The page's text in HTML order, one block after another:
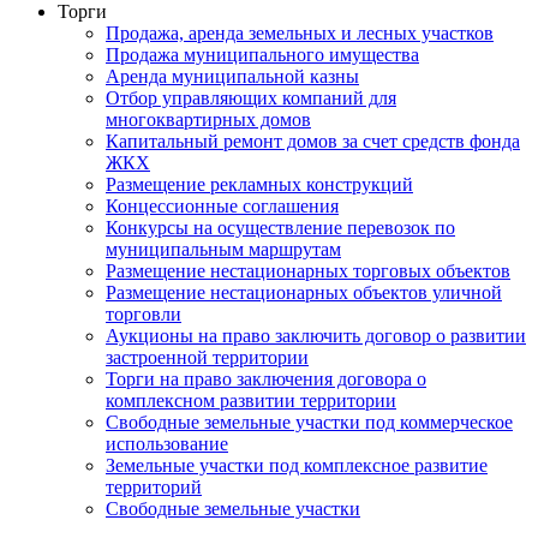
Торги
Продажа, аренда земельных и лесных участков
Продажа муниципального имущества
Аренда муниципальной казны
Отбор управляющих компаний для
многоквартирных домов
Капитальный ремонт домов за счет средств фонда
ЖКХ
Размещение рекламных конструкций
Концессионные соглашения
Конкурсы на осуществление перевозок по
муниципальным маршрутам
Размещение нестационарных торговых объектов
Размещение нестационарных объектов уличной
торговли
Аукционы на право заключить договор о развитии
застроенной территории
Торги на право заключения договора о
комплексном развитии территории
Свободные земельные участки под коммерческое
использование
Земельные участки под комплексное развитие
территорий
Свободные земельные участки